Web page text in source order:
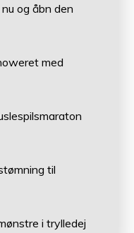
og åbn den
med
til
i trylledej